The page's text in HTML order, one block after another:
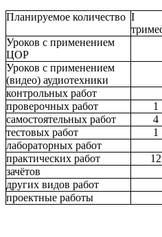
Планируемое количество I
Уроков с применением
ЦОР
Уроков с применением
(видео) аудиотехники
контрольных работ
проверочных работ
1
самостоятельных работ
4
тестовых работ
1
лабораторных работ
практических работ
12
зачётов
других видов работ
проектные работы